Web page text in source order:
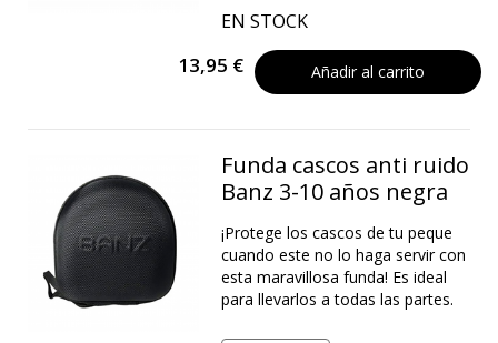
EN STOCK
13,95 € Añadir al carrito
Funda cascos anti ruido
Banz 3-10 años negra
¡Protege los cascos de tu peque
cuando este no lo haga servir con
esta maravillosa funda! Es ideal
para llevarlos a todas las partes.